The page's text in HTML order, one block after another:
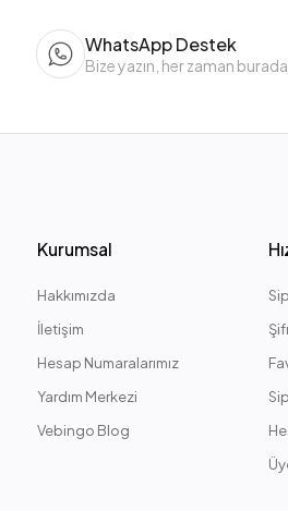
WhatsApp Destek
Bize yazın, her zaman
Kurumsal
Hakkımızda
İletişim
Hesap Numaralarımız
Yardım Merkezi
Vebingo Blog